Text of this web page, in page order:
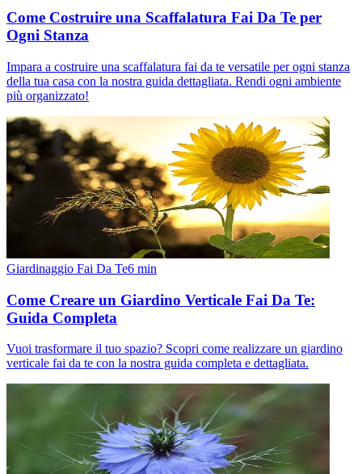
Come Costruire una Scaffalatura Fai Da Te per
Ogni Stanza
Impara a costruire una scaffalatura fai da te versatile per ogni stanza
della tua casa con la nostra guida dettagliata. Rendi ogni ambiente
più organizzato!
Giardinaggio Fai Da Te6 min
Come Creare un Giardino Verticale Fai Da Te:
Guida Completa
Vuoi trasformare il tuo spazio? Scopri come realizzare un giardino
verticale fai da te con la nostra guida completa e dettagliata.